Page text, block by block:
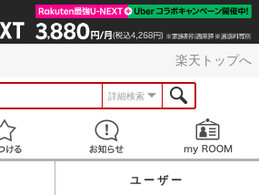
楽天トップへ
詳細検索
見つける お知らせ
ユーザー